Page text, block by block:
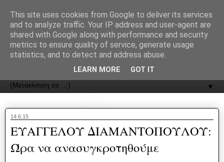
ΟΔΟΣ
▼
14.6.15
ΕΥΑΓΓΕΛΟΥ ΔΙΑΜΑΝΤΟΠΟΥΛΟΥ:
Ώρα να ανασυγκροτηθούμε
This site uses cookies from Google to deliver its services
and to analyze traffic. Your IP address and user-agent are
shared with Google along with performance and security
metrics to ensure quality of service, generate usage
statistics, and to detect and address abuse.
LEARN MORE GOT IT